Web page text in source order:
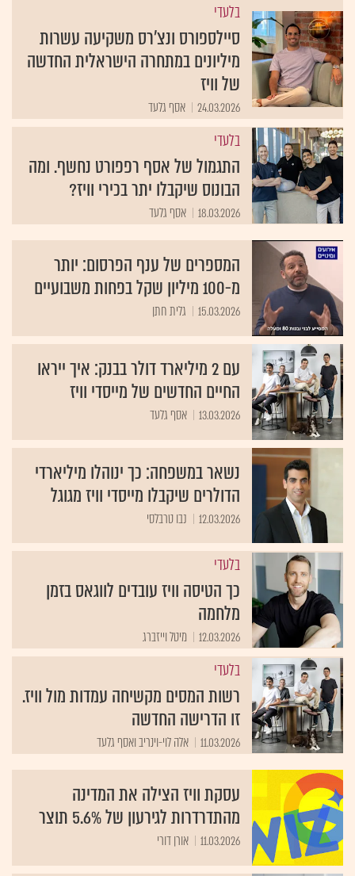
בלעדי
סיילספורס ונצ'רס משקיעה עשרות
מיליונים במתחרה הישראלית החדשה
של וויז
24.03.2026 אסף גלעד
בלעדי
התגמול של אסף רפפורט נחשף. ומה
הבונוס שיקבלו יתר בכירי וויז?
18.03.2026 אסף גלעד
המספרים של ענף הפרסום: יותר
מ-100 מיליון שקל בפחות משבועיים
15.03.2026 גלית חתן
עם 2 מיליארד דולר בבנק: איך ייראו
החיים החדשים של מייסדי וויז
13.03.2026 אסף גלעד
נשאר במשפחה: כך ינוהלו מיליארדי
הדולרים שיקבלו מייסדי וויז מגוגל
12.03.2026 נבו טרבלסי
בלעדי
כך הטיסה וויז עובדים לווגאס בזמן
מלחמה
12.03.2026 מיטל וייזברג
בלעדי
רשות המסים מקשיחה עמדות מול וויז.
זו הדרישה החדשה
11.03.2026 אלה לוי-וינריב ואסף גלעד
עסקת וויז הצילה את המדינה
מהתדרדרות לגירעון של 5.6% תוצר
11.03.2026 אורן דורי